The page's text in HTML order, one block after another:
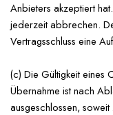
Anbieters akzeptiert
jederzeit abbrechen.
Vertragsschluss eine
(c) Die Gültigkeit eines
Übernahme ist nach
ausgeschlossen,